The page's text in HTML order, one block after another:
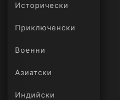
Исторически
Приключенски
Военни
Азиатски
Индийски